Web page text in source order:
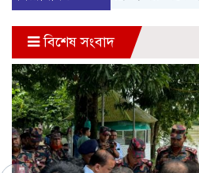
বিশেষ সংবাদ